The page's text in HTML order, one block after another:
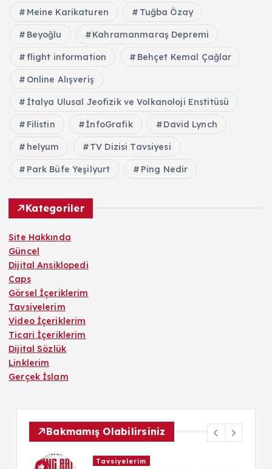
Meine Karikaturen Tuğba Özay
Beyoğlu Kahramanmaraş Depremi
flight information Behçet Kemal Çağlar
Online Alışveriş
İtalya Ulusal Jeofizik ve Volkanoloji Enstitüsü
Filistin İnfoGrafik David Lynch
helyum TV Dizisi Tavsiyesi
Park Büfe Yeşilyurt Ping Nedir
Kategoriler
Site Hakkında
Güncel
Dijital Ansiklopedi
Caps
Görsel İçeriklerim
Tavsiyelerim
Video İçeriklerim
Ticari İçeriklerim
Dijital Sözlük
Linklerim
Gerçek İslam
Bakmamış Olabilirsiniz
Tavsiyelerim